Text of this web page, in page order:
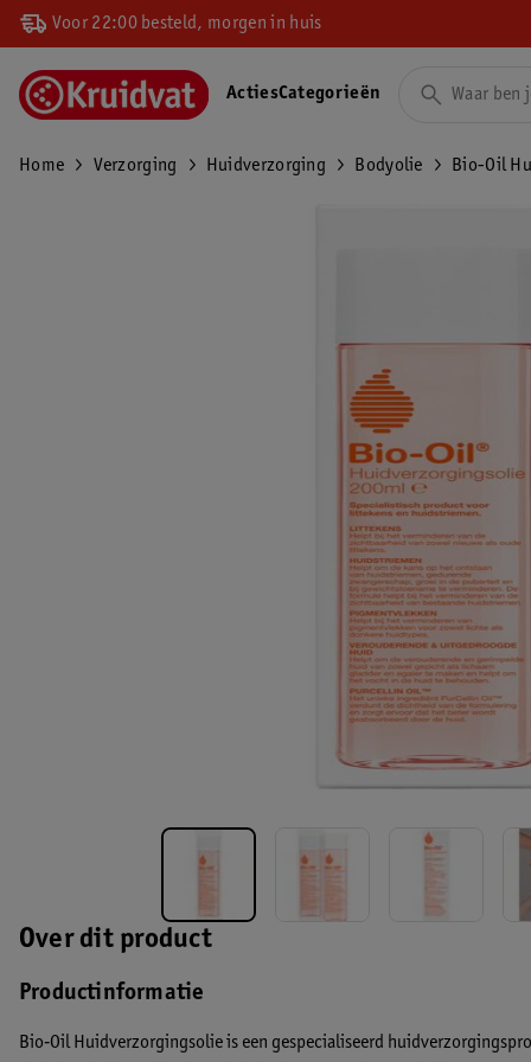
Voor 22:00 besteld, morgen in huis
ActiesCategorieën
Home Verzorging Huidverzorging Bodyolie Bio-Oil
Over dit product
Productinformatie
Bio‑Oil Huidverzorgingsolie is een gespecialiseerd